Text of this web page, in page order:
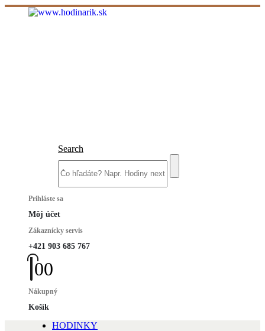
Search
Prihláste sa
Môj účet
Zákaznícky servis
+421 903 685 767
00
Nákupný
Košík
HODINKY